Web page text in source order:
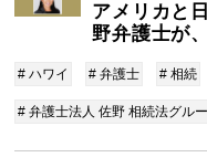
アメリカと
野弁護士が
# ハワイ # 弁護士 # 相続
# 弁護士法人 佐野 相続法グル